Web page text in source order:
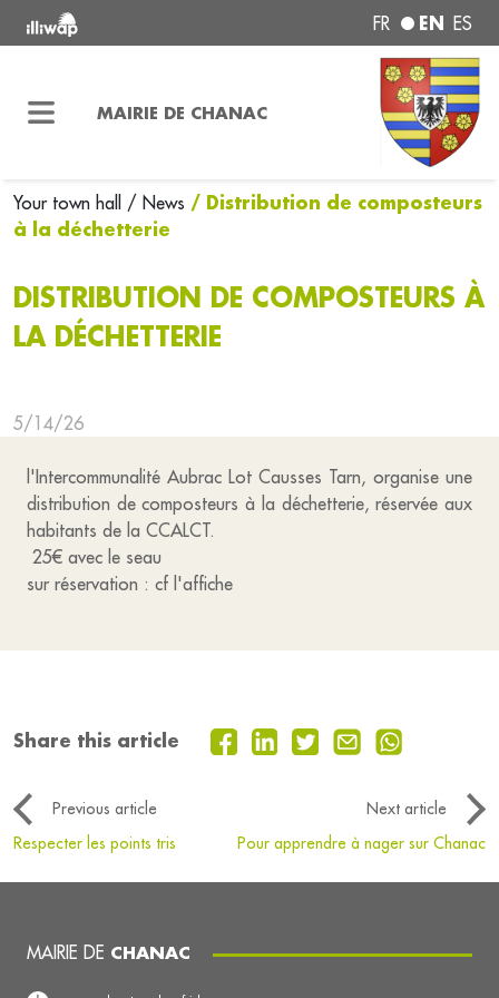
FR EN ES
MAIRIE DE CHANAC
Your town hall / News / Distribution de composteurs
à la déchetterie
DISTRIBUTION DE COMPOSTEURS À
LA DÉCHETTERIE
5/14/26
l'Intercommunalité Aubrac Lot Causses Tarn, organise une
distribution de composteurs à la déchetterie, réservée aux
habitants de la CCALCT.
25€ avec le seau
sur réservation : cf l'affiche
Share this article
Previous article
Next article
Respecter les points tris
Pour apprendre à nager sur Chanac
MAIRIE DE CHANAC